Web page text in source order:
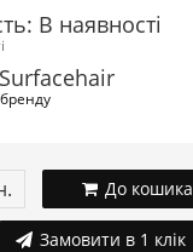
В наявності
До кошика
Замовити в 1 клік